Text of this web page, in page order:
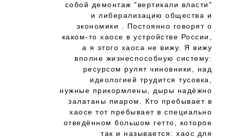
собой демонтаж "вертикали власти"
и либерализацию общества и
экономики . Постоянно говорят о
каком-то хаосе в устройстве России,
а я этого хаоса не вижу. Я вижу
вполне жизнеспособную систему:
ресурсом рулят чиновники, над
идеологией трудится тусовка,
нужные прикормлены, дыры надёжно
залатаны пиаром. Кто пребывает в
хаосе тот пребывает в специально
отведённом большом гетто, которое
так и называется: хаос для